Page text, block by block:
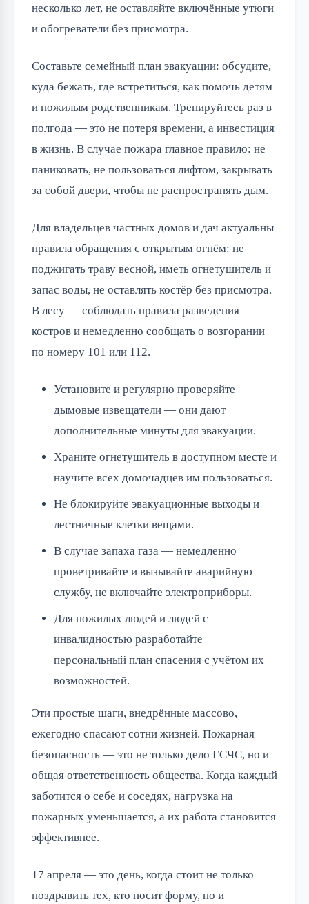
несколько лет, не оставляйте включённые утюги
и обогреватели без присмотра.
Составьте семейный план эвакуации: обсудите,
куда бежать, где встретиться, как помочь детям
и пожилым родственникам. Тренируйтесь раз в
полгода — это не потеря времени, а инвестиция
в жизнь. В случае пожара главное правило: не
паниковать, не пользоваться лифтом, закрывать
за собой двери, чтобы не распространять дым.
Для владельцев частных домов и дач актуальны
правила обращения с открытым огнём: не
поджигать траву весной, иметь огнетушитель и
запас воды, не оставлять костёр без присмотра.
В лесу — соблюдать правила разведения
костров и немедленно сообщать о возгорании
по номеру 101 или 112.
Установите и регулярно проверяйте
дымовые извещатели — они дают
дополнительные минуты для эвакуации.
Храните огнетушитель в доступном месте и
научите всех домочадцев им пользоваться.
Не блокируйте эвакуационные выходы и
лестничные клетки вещами.
В случае запаха газа — немедленно
проветривайте и вызывайте аварийную
службу, не включайте электроприборы.
Для пожилых людей и людей с
инвалидностью разработайте
персональный план спасения с учётом их
возможностей.
Эти простые шаги, внедрённые массово,
ежегодно спасают сотни жизней. Пожарная
безопасность — это не только дело ГСЧС, но и
общая ответственность общества. Когда каждый
заботится о себе и соседях, нагрузка на
пожарных уменьшается, а их работа становится
эффективнее.
17 апреля — это день, когда стоит не только
поздравить тех, кто носит форму, но и